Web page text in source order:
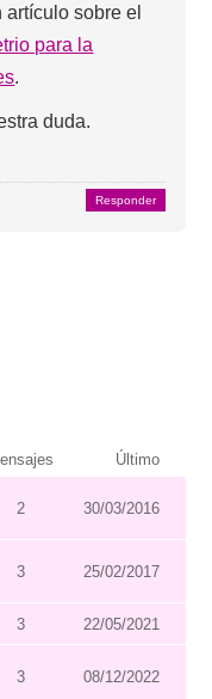
sobre el
para la
.
duda.
Responder
Último
2 30/03/2016
3 25/02/2017
3 22/05/2021
3 08/12/2022